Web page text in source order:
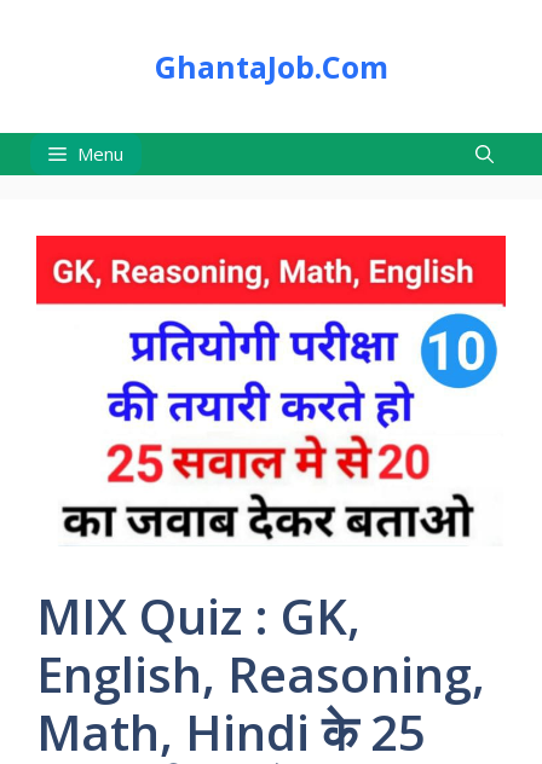
GhantaJob.Com
Menu
MIX Quiz : GK,
English, Reasoning,
Math, Hindi के 25